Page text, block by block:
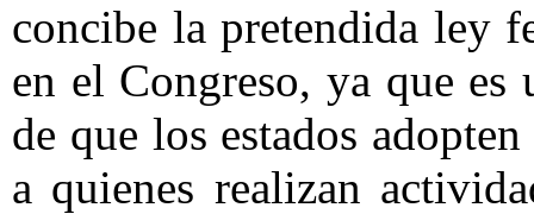
concibe la pretendida ley
en el Congreso, ya que es
de que los estados
a quienes realizan